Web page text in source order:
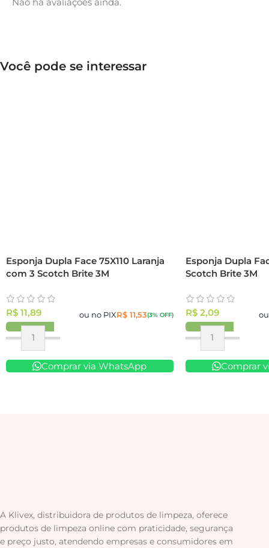
Você pode se interessar
Esponja Dupla Face 75X110 Laranja
com 3 Scotch Brite 3M
R$ 11,89 ou no PIXR$11,53(3% OFF)
Comprar via WhatsApp
Esponja Dupla
Scotch Brite 3M
R$2,09
Comprar
A Klivex, distribuidora de produtos de limpeza, oferece
produtos de limpeza online com praticidade, segurança
e preço justo, atendendo empresas e consumidores em